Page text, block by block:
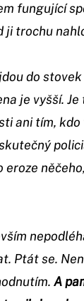
fungující
ji trochu
do
je vyšší. Je
ani tím, kdo
eroze
Ptát se.
A